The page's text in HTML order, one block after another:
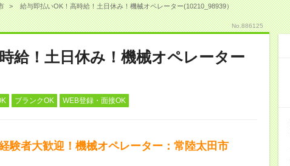
給与即払いOK！高時給！土日休み！機械オペレーター(10210_98939）
No.886125
給！土日休み！機械オペレーター
ブランクOK WEB登録・面接OK
験者大歓迎！機械オペレーター：常陸太田市